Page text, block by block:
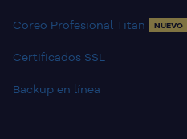
Coreo Profesional Titan NUEVO
Certificados SSL
Backup en línea